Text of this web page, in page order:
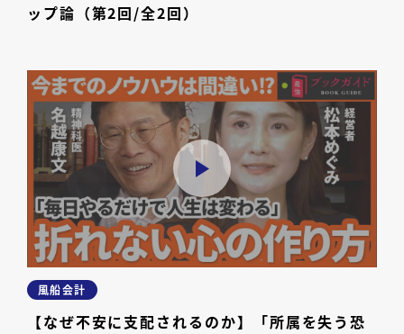
ップ論（第2回/全2回）
風船会計
【なぜ不安に支配されるのか】「所属を失う恐